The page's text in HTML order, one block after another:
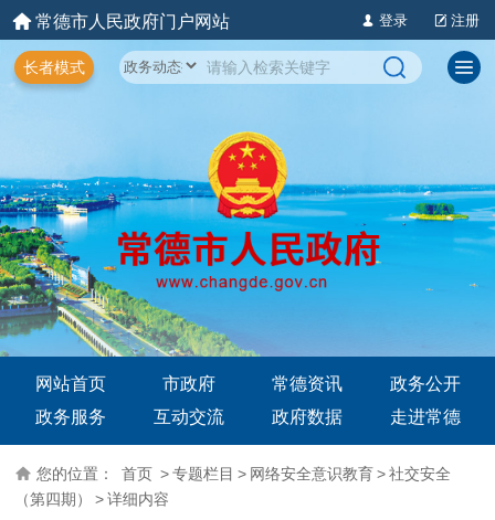
常德市人民政府门户网站 登录 注册
长者模式
网站首页 市政府 常德资讯
政务公开
政务服务
互动交流 政府数据 走进常德
您的位置： 首页 > 专题栏目 > 网络安全意识教育 > 社交安全
（第四期）
> 详细内容